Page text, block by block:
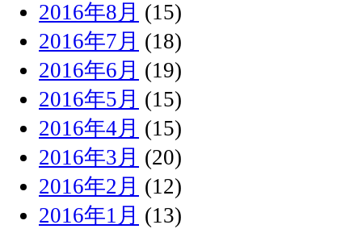
2016年8月 (15)
2016年7月 (18)
2016年6月 (19)
2016年5月 (15)
2016年4月 (15)
2016年3月 (20)
2016年2月 (12)
2016年1月 (13)